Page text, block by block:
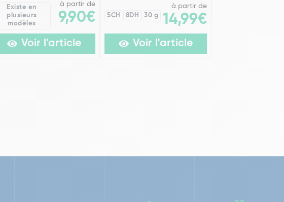
Existe en
plusieurs
modèles
à partir de
9,90€
Voir l'article
5CH 8DH 30 g
à partir de
14,99€
Voir l'article